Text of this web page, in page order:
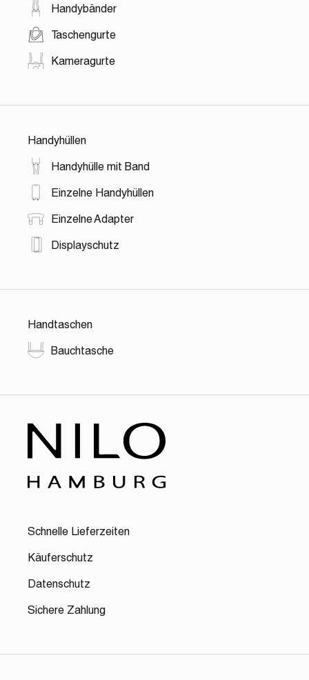
Handybänder
Taschengurte
Kameragurte
Handyhüllen
Handyhülle mit Band
Einzelne Handyhüllen
Einzelne Adapter
Displayschutz
Handtaschen
Bauchtasche
Schnelle Lieferzeiten
Käuferschutz
Datenschutz
Sichere Zahlung